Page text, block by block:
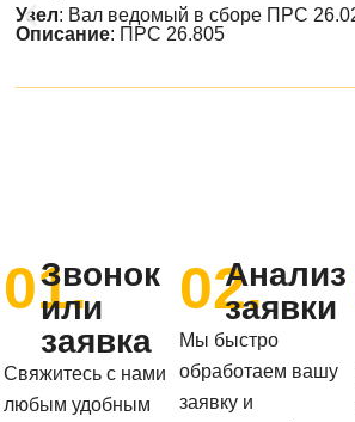
Узел: Вал ведомый в сборе ПРС
Описание: ПРС 26.805
01.
Звонок
или
заявка
Свяжитесь с нами
любым удобным
02.Анализ
заявки
Мы быстро
обработаем вашу
заявку и